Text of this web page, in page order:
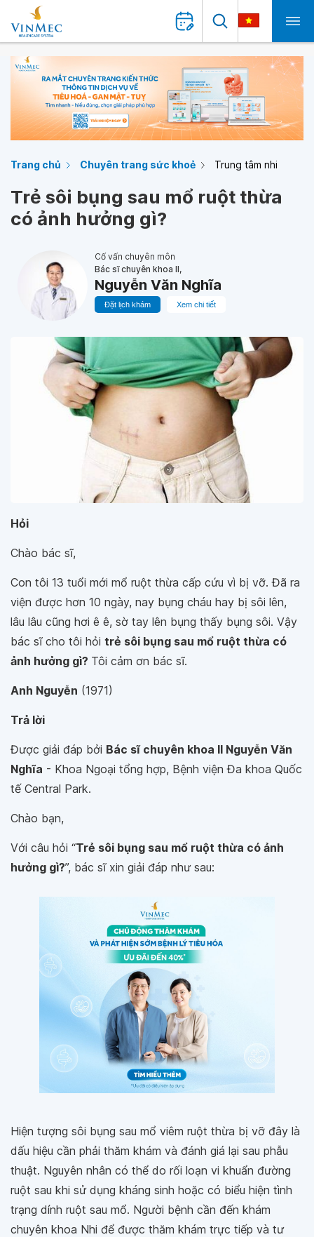
Trang chủ Chuyên trang sức khoẻ Trung tâm nhi
Trẻ sôi bụng sau mổ ruột thừa
có ảnh hưởng gì?
Cố vấn chuyên môn
Bác sĩ chuyên khoa II,
Nguyễn Văn Nghĩa
Đặt lịch khám Xem chi tiết
Hỏi
Chào bác sĩ,
Con tôi 13 tuổi mới mổ ruột thừa cấp cứu vì bị vỡ. Đã ra
viện được hơn 10 ngày, nay bụng cháu hay bị sôi lên,
lâu lâu cũng hơi ê ê, sờ tay lên bụng thấy bụng sôi. Vậy
bác sĩ cho tôi hỏi trẻ sôi bụng sau mổ ruột thừa có
ảnh hưởng gì? Tôi cảm ơn bác sĩ.
Anh Nguyễn (1971)
Trả lời
Được giải đáp bởi Bác sĩ chuyên khoa II Nguyễn Văn
Nghĩa - Khoa Ngoại tổng hợp, Bệnh viện Đa khoa Quốc
tế Central Park.
Chào bạn,
Với câu hỏi “Trẻ sôi bụng sau mổ ruột thừa có ảnh
hưởng gì?”, bác sĩ xin giải đáp như sau:
Hiện tượng sôi bụng sau mổ viêm ruột thừa bị vỡ đây là
dấu hiệu cần phải thăm khám và đánh giá lại sau phẫu
thuật. Nguyên nhân có thể do rối loạn vi khuẩn đường
ruột sau khi sử dụng kháng sinh hoặc có biểu hiện tình
trạng dính ruột sau mổ. Người bệnh cần đến khám
chuyên khoa Nhi để được thăm khám trực tiếp và tư